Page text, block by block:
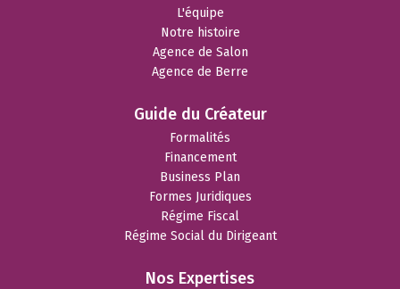
L'équipe
Notre histoire
Agence de Salon
Agence de Berre
Guide du Créateur
Formalités
Financement
Business Plan
Formes Juridiques
Régime Fiscal
Régime Social du Dirigeant
Nos Expertises